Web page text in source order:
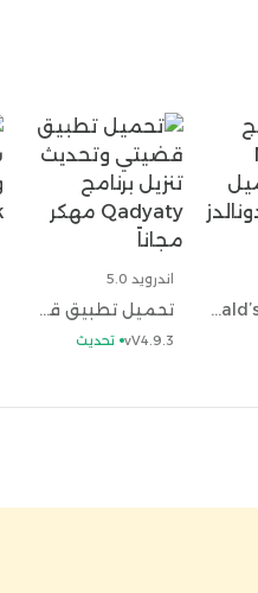
تنزيل برنامج McDonald’s وتحديث تحميل تطبيق ماكدونالدز APK مجاناً تحميل تطبيق قضيتي وتحديث تنزيل برنامج Qadyaty مهكر مجاناً
اندرويد 5.0
vV4.9.3 تحديث